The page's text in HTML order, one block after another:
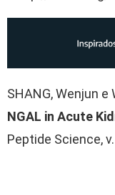
SHANG, Wenjun e
NGAL in Acute
Peptide Science,